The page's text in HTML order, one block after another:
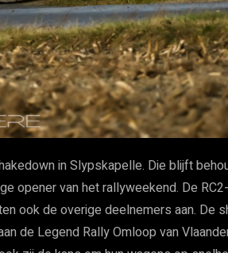
in Slypskapelle. Die blijft
opener van het rallyweekend. De RC2-
ook de overige deelnemers aan. De
de Legend Rally Omloop van